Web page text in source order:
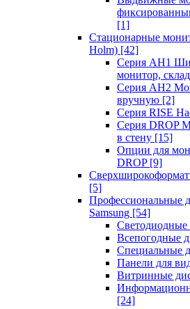
[1]
Стационарные
Holm) [42]
Серия AH1
монитор,
Серия AH2
вручную [2]
Серия RISE
Серия DROP
в стену [15]
Опции для
DROP [9]
[5]
Профессиональные
Samsung [54]
Светодиодные
Всепогодные
Специальные
Панели для
Витринные
[24]